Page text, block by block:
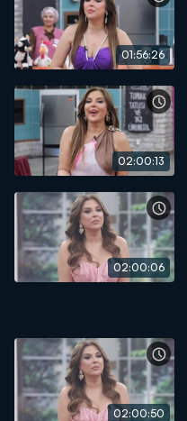
01:56:26
02:00:13
02:00:06
02:00:50